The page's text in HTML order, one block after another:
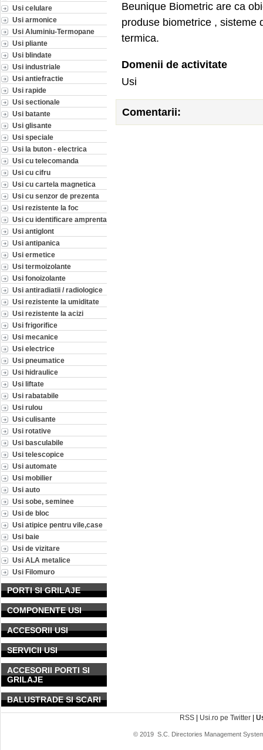
Usi celulare
Usi armonice
Usi Aluminiu-Termopane
Usi pliante
Usi blindate
Usi industriale
Usi antiefractie
Usi rapide
Usi sectionale
Usi batante
Usi glisante
Usi speciale
Usi la buton - electrica
Usi cu telecomanda
Usi cu cifru
Usi cu cartela magnetica
Usi cu senzor de prezenta
Usi rezistente la foc
Usi cu identificare amprenta
Usi antiglont
Usi antipanica
Usi ermetice
Usi termoizolante
Usi fonoizolante
Usi antiradiatii / radiologice
Usi rezistente la umiditate
Usi rezistente la acizi
Usi frigorifice
Usi mecanice
Usi electrice
Usi pneumatice
Usi hidraulice
Usi liftate
Usi rabatabile
Usi rulou
Usi culisante
Usi rotative
Usi basculabile
Usi telescopice
Usi automate
Usi mobilier
Usi auto
Usi sobe, seminee
Usi de bloc
Usi atipice pentru vile,case
Usi baie
Usi de vizitare
Usi ALA metalice
Usi Filomuro
PORTI SI GRILAJE
COMPONENTE USI
ACCESORII USI
SERVICII USI
ACCESORII PORTI SI
GRILAJE
BALUSTRADE SI SCARI
Beunique Biometric are ca
produse biometrice , sisteme
termica.
Domenii de activitate
Usi
Comentarii:
RSS | Usi.ro pe Twitter |
© 2019 S.C. Directories Management